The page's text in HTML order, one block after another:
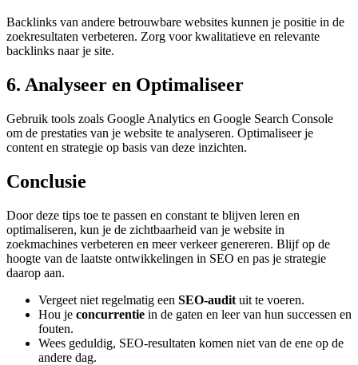
Backlinks van andere betrouwbare websites kunnen je positie in de
zoekresultaten verbeteren. Zorg voor kwalitatieve en relevante
backlinks naar je site.
6. Analyseer en Optimaliseer
Gebruik tools zoals Google Analytics en Google Search Console
om de prestaties van je website te analyseren. Optimaliseer je
content en strategie op basis van deze inzichten.
Conclusie
Door deze tips toe te passen en constant te blijven leren en
optimaliseren, kun je de zichtbaarheid van je website in
zoekmachines verbeteren en meer verkeer genereren. Blijf op de
hoogte van de laatste ontwikkelingen in SEO en pas je strategie
daarop aan.
Vergeet niet regelmatig een SEO-audit uit te voeren.
Hou je concurrentie in de gaten en leer van hun successen en
fouten.
Wees geduldig, SEO-resultaten komen niet van de ene op de
andere dag.